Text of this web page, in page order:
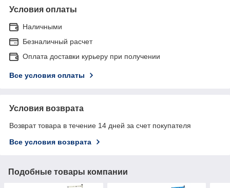
Условия оплаты
Наличными
Безналичный расчет
Оплата доставки курьеру при получении
Все условия оплаты
Условия возврата
Возврат товара в течение 14 дней за счет покупателя
Все условия возврата
Подобные товары компании